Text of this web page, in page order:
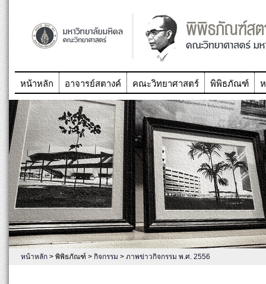
หน้าหลัก อาจารย์สตางค์ คณะวิทยาศาสตร์ พิพิธภัณฑ์
หน้าหลัก > พิพิธภัณฑ์ > กิจกรรม > ภาพข่าวกิจกรรม พ.ศ. 2556